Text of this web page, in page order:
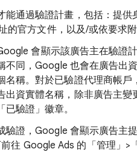
能通過驗證計畫，包括：提
的官方文件，以及/或依要求
會顯示該廣告主在驗證
不同，Google 也會在廣告出
名稱。對於已驗證代理商帳
出資實體名稱，除非廣告主
驗證」徽章。
驗證，Google 會顯示廣告主
往 Google Ads 的「管理」>